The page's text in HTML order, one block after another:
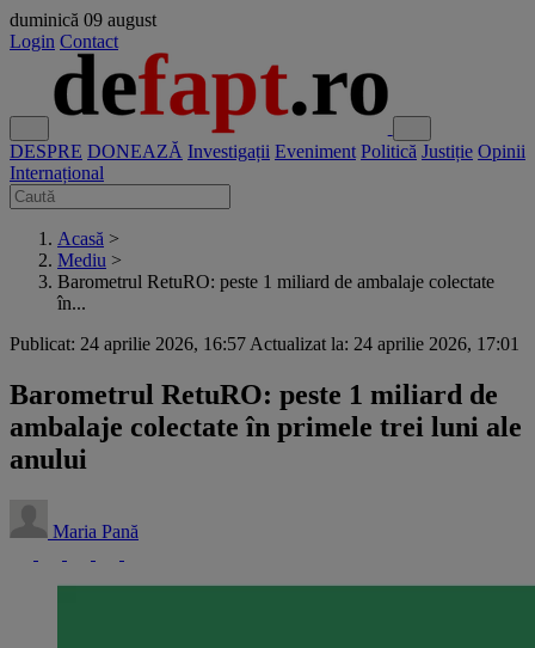
duminică 09 august
Login Contact
DESPRE DONEAZĂ Investigații Eveniment Politică Justiție Opinii
Internațional
Acasă >
Mediu >
Barometrul RetuRO: peste 1 miliard de ambalaje colectate
în...
Publicat: 24 aprilie 2026, 16:57 Actualizat la: 24 aprilie 2026, 17:01
Barometrul RetuRO: peste 1 miliard de
ambalaje colectate în primele trei luni ale
anului
Maria Pană